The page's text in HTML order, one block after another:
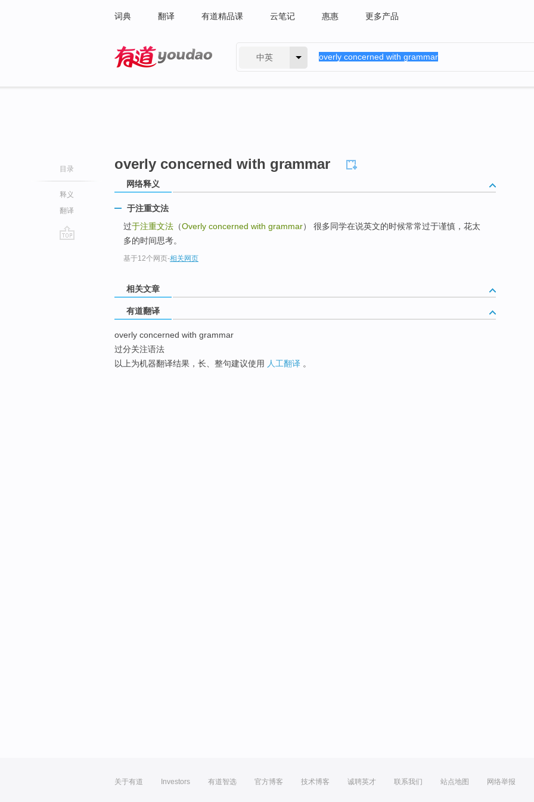
词典 翻译 有道精品课 云笔记 惠惠 更多产品
中英
目录
释义
翻译
overly concerned with grammar
网络释义
于注重文法
过于注重文法 （Overly concerned with grammar） 很多同学在说英文的时候常常过于谨慎，花太
多的时间思考。
基于12个网页-相关网页
相关文章
有道翻译
overly concerned with grammar
过分关注语法
以上为机器翻译结果，长、整句建议使用 人工翻译 。
关于有道 Investors 有道智选 官方博客 技术博客 诚聘英才 联系我们 站点地图 网络举报